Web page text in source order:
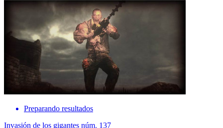
Preparando resultados
Invasión de los gigantes núm. 137